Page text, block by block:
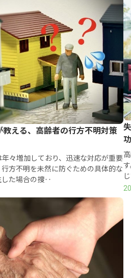
える、高齢者の行方不明対策
々増加しており、迅速な対応が重要
方不明を未然に防ぐための具体的な
した場合の捜‥